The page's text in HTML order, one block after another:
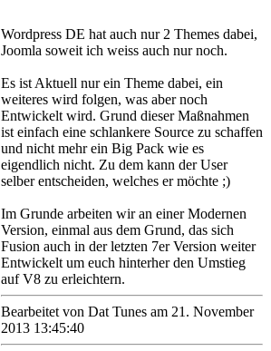
Wordpress DE hat auch nur 2 Themes dabei,
Joomla soweit ich weiss auch nur noch.
Es ist Aktuell nur ein Theme dabei, ein
weiteres wird folgen, was aber noch
Entwickelt wird. Grund dieser Maßnahmen
ist einfach eine schlankere Source zu schaffen
und nicht mehr ein Big Pack wie es
eigendlich nicht. Zu dem kann der User
selber entscheiden, welches er möchte ;)
Im Grunde arbeiten wir an einer Modernen
Version, einmal aus dem Grund, das sich
Fusion auch in der letzten 7er Version weiter
Entwickelt um euch hinterher den Umstieg
auf V8 zu erleichtern.
Bearbeitet von Dat Tunes am 21. November
2013 13:45:40